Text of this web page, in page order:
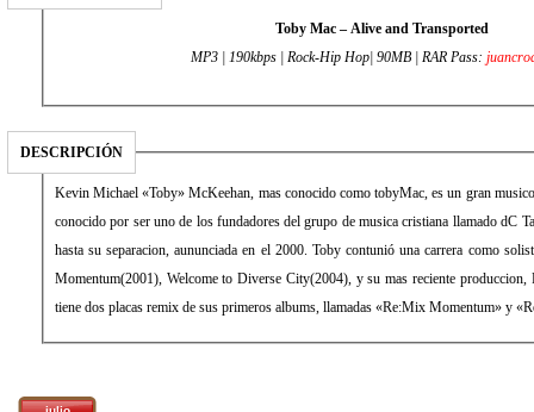
Toby Mac – Alive and Transported
MP3 | 190kbps | Rock-Hip Hop| 90MB | RAR Pass:
DESCRIPCIÓN
Kevin Michael «Toby» McKeehan, mas conocido como tobyMac, es un gran musico, productor y escritor. El fue mas
conocido por ser uno de los fundadores del grupo de musica cristiana llamado dC Talk, estando con ellos desde 1989
hasta su separacion, aununciada en el 2000. Toby contunió una carrera como solista, y tiene 3 albums en su haber;
Momentum(2001), Welcome to Diverse City(2004), y su mas reciente produccion, Portable Sounds(2007). Tambien